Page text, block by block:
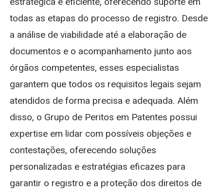
todas as etapas do processo de registro. Desde
a análise de viabilidade até a elaboração de
documentos e o acompanhamento junto aos
órgãos competentes, esses especialistas
garantem que todos os requisitos legais sejam
atendidos de forma precisa e adequada. Além
disso, o Grupo de Peritos em Patentes possui
expertise em lidar com possíveis objeções e
contestações, oferecendo soluções
personalizadas e estratégias eficazes para
garantir o registro e a proteção dos direitos de